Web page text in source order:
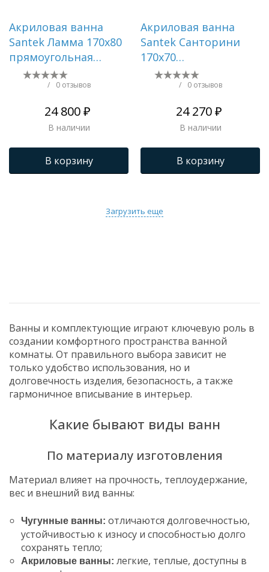
Акриловая ванна
Santek Ламма 170х80
прямоугольная
1WH501763
/ 0 отзывов
24 800 ₽
В наличии
В корзину
Акриловая ванна
Santek Санторини
170х70
прямоугольная белая
1WH302487
/ 0 отзывов
24 270 ₽
В наличии
В корзину
Загрузить еще
Ванны и комплектующие играют ключевую роль в
создании комфортного пространства ванной
комнаты. От правильного выбора зависит не
только удобство использования, но и
долговечность изделия, безопасность, а также
гармоничное вписывание в интерьер.
Какие бывают виды ванн
По материалу изготовления
Материал влияет на прочность, теплоудержание,
вес и внешний вид ванны:
Чугунные ванны: отличаются долговечностью,
устойчивостью к износу и способностью долго
сохранять тепло;
Акриловые ванны: легкие, теплые, доступны в